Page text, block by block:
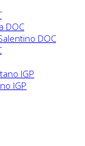
DOC
DOC
IGP
IGP